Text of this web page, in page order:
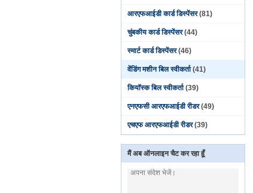
आरएफआईडी कार्ड डिस्पेंसर (81)
चुंबकीय कार्ड डिस्पेंसर (44)
स्मार्ट कार्ड डिस्पेंसर (46)
वेंडिंग मशीन बिल स्वीकर्ता (41)
कियॉस्क बिल स्वीकर्ता (39)
एनएफसी आरएफआईडी रीडर (49)
एचएफ आरएफआईडी रीडर (39)
मैं अब ऑनलाइन चैट कर रहा हूँ